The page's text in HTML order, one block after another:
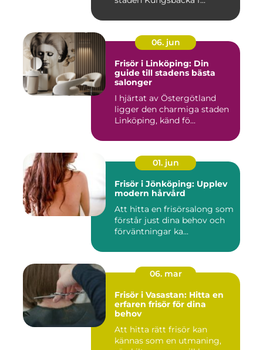
06. jun
Frisör i Linköping: Din
guide till stadens bästa
salonger
I hjärtat av Östergötland
ligger den charmiga staden
Linköping, känd fö...
01. jun
Frisör i Jönköping: Upplev
modern hårvård
Att hitta en frisörsalong som
förstår just dina behov och
förväntningar ka...
06. mar
Frisör i Vasastan: Hitta en
erfaren frisör för dina
behov
Att hitta rätt frisör kan
kännas som en utmaning,